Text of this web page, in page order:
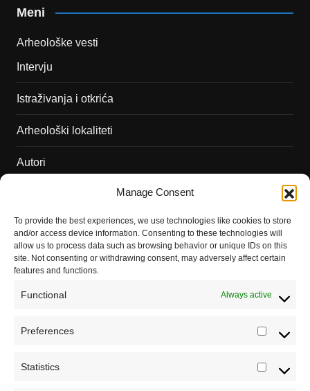
Manage Consent
To provide the best experiences, we use technologies like cookies to store
and/or access device information. Consenting to these technologies will
allow us to process data such as browsing behavior or unique IDs on this
site. Not consenting or withdrawing consent, may adversely affect certain
features and functions.
Functional Always active
Preferences
Statistics
Meni
Arheološke vesti
Intervju
Istraživanja i otkrića
Arheološki lokaliteti
Autori
Dešavanja
Kontakt
Misija sajta Sve o arheologiji